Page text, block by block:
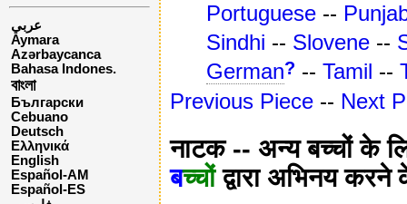
عربي
Aymara
Azərbaycanca
Bahasa Indones.
বাংলা
Български
Cebuano
Deutsch
Ελληνικά
English
Español-AM
Español-ES
Portuguese --
Sindhi -- Slovene --
German? -- Tamil --
Previous Piece -- Next
नाटक -- अन्य बच्चों के
बच्चोंद्वारा अभिनय करने